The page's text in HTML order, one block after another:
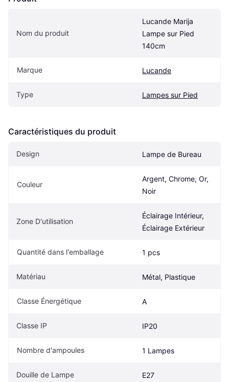
Nom du produit
Lucande Marija
Lampe sur Pied
140cm
Marque Lucande
Type Lampes sur Pied
Caractéristiques du produit
Design Lampe de Bureau
Couleur
Argent, Chrome, Or,
Noir
Zone D'utilisation
Éclairage Intérieur,
Éclairage Extérieur
Quantité dans l'emballage 1 pcs
Matériau Métal, Plastique
Classe Énergétique A
Classe IP IP20
Nombre d'ampoules 1 Lampes
Douille de Lampe E27